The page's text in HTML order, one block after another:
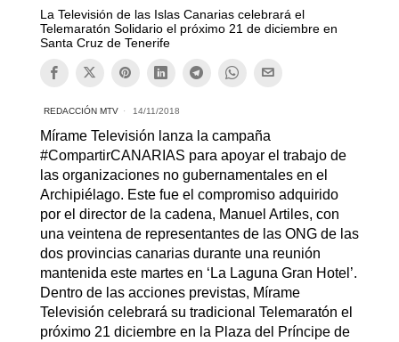
La Televisión de las Islas Canarias celebrará el
Telemaratón Solidario el próximo 21 de diciembre en
Santa Cruz de Tenerife
REDACCIÓN MTV 14/11/2018
Mírame Televisión lanza la campaña
#CompartirCANARIAS para apoyar el trabajo de
las organizaciones no gubernamentales en el
Archipiélago. Este fue el compromiso adquirido
por el director de la cadena, Manuel Artiles, con
una veintena de representantes de las ONG de las
dos provincias canarias durante una reunión
mantenida este martes en ‘La Laguna Gran Hotel’.
Dentro de las acciones previstas, Mírame
Televisión celebrará su tradicional Telemaratón el
próximo 21 diciembre en la Plaza del Príncipe de